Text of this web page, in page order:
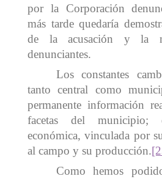
por la Corporación
más tarde quedaría
de la acusación y la
denunciantes.
Los constantes
tanto central como
permanente información
facetas del municipio;
económica, vinculada por
al campo y su producción.
Como hemos